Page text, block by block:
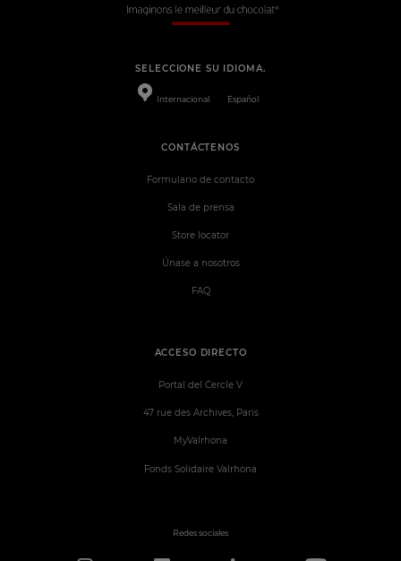
SELECCIONE SU IDIOMA.
Internacional Español
ACCESO DIRECTO
Portal del Cercle V
47 rue des Archives, Paris
MyValrhona
Fonds Solidaire Valrhona
CONTÁCTENOS
Formulario de contacto
Sala de prensa
Store locator
Únase a nosotros
FAQ
Redes sociales